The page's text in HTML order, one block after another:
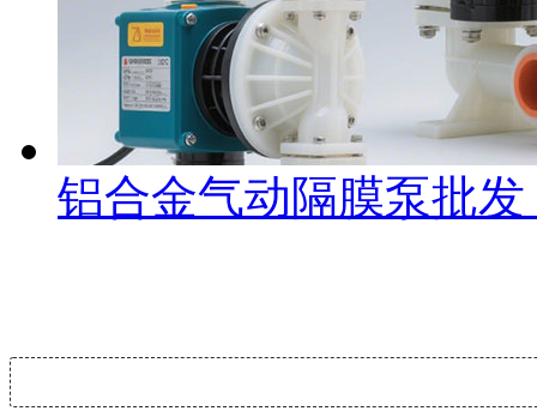
铝合金气动隔膜泵批